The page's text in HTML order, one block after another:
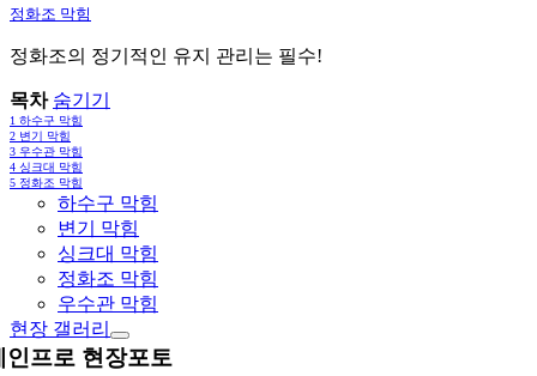
정화조 막힘
정화조의 정기적인 유지 관리는 필수!
목차 숨기기
1 하수구 막힘
2 변기 막힘
3 우수관 막힘
4 싱크대 막힘
5 정화조 막힘
하수구 막힘
변기 막힘
싱크대 막힘
정화조 막힘
우수관 막힘
현장 갤러리
인프로 현장포토